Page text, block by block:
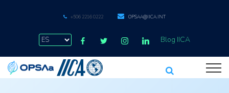
+506 2216 0222 OPSAA@IICA.INT
Blog IICA